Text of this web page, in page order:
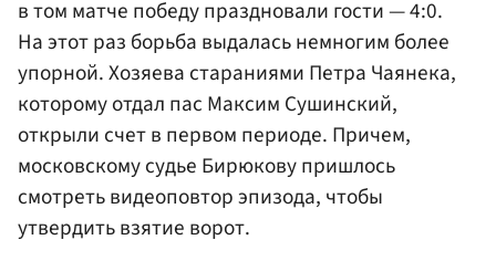
в том матче победу праздновали гости — 4:0.
На этот раз борьба выдалась немногим более
упорной. Хозяева стараниями Петра Чаянека,
которому отдал пас Максим Сушинский,
открыли счет в первом периоде. Причем,
московскому судье Бирюкову пришлось
смотреть видеоповтор эпизода, чтобы
утвердить взятие ворот.